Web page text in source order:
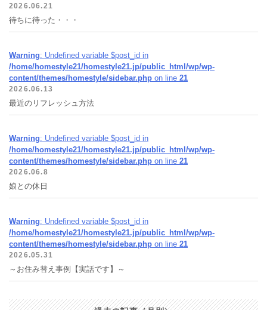
2026.06.21
待ちに待った・・・
Warning: Undefined variable $post_id in
/home/homestyle21/homestyle21.jp/public_html/wp/wp-
content/themes/homestyle/sidebar.php on line 21
2026.06.13
最近のリフレッシュ方法
Warning: Undefined variable $post_id in
/home/homestyle21/homestyle21.jp/public_html/wp/wp-
content/themes/homestyle/sidebar.php on line 21
2026.06.8
娘との休日
Warning: Undefined variable $post_id in
/home/homestyle21/homestyle21.jp/public_html/wp/wp-
content/themes/homestyle/sidebar.php on line 21
2026.05.31
～お住み替え事例【実話です】～